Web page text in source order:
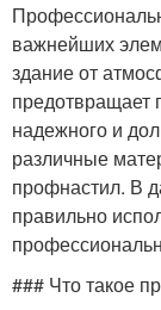
важнейших
здание от
предотвращает
надежного и
различные
профнастил. В
правильно
### Что такое